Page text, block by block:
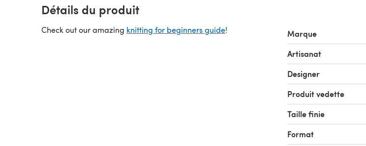
Détails du produit
Check out our amazing knitting for beginners guide! Marque
Artisanat
Designer
Produit vedette
Taille finie
Format